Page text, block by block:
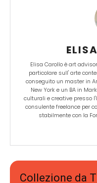
Elisa Carollo è art
particolare sull' arte
conseguito un master in
New York e un BA in
culturali e creative presso
consulente freelance per
stabilmente con la
Collezione da